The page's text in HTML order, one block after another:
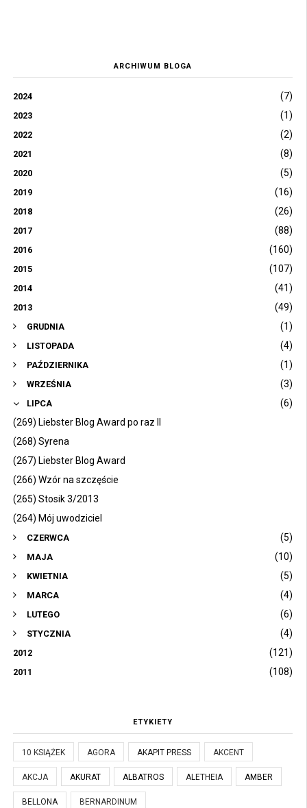
ARCHIWUM BLOGA
2024 (7)
2023 (1)
2022 (2)
2021 (8)
2020 (5)
2019 (16)
2018 (26)
2017 (88)
2016 (160)
2015 (107)
2014 (41)
2013 (49)
GRUDNIA (1)
LISTOPADA (4)
PAŹDZIERNIKA (1)
WRZEŚNIA (3)
LIPCA
(6)
(269) Liebster Blog Award po raz II
(268) Syrena
(267) Liebster Blog Award
(266) Wzór na szczęście
(265) Stosik 3/2013
(264) Mój uwodziciel
CZERWCA (5)
MAJA (10)
KWIETNIA (5)
MARCA (4)
LUTEGO (6)
STYCZNIA (4)
2012 (121)
2011 (108)
ETYKIETY
10 KSIĄŻEK AGORA AKAPIT PRESS AKCENT
AKCJA AKURAT ALBATROS ALETHEIA AMBER
BELLONA BERNARDINUM